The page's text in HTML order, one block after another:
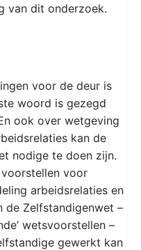
van dit onderzoek.
voor de deur is
woord is gezegd
ook over wetgeving
kan de
nodige te doen zijn.
voor
arbeidsrelaties en
de Zelfstandigenwet –
wetsvoorstellen –
gewerkt kan